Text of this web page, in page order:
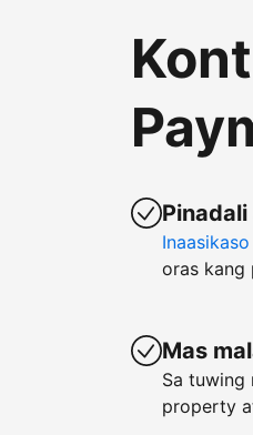
oras kang
Mas
Sa tuwing
property